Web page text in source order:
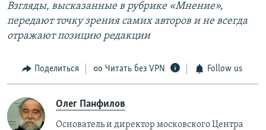
Взгляды, высказанные в рубрике «Мнение»,
передают точку зрения самих авторов и не всегда
отражают позицию редакции
Поделиться Читать без VPN Follow us
Олег Панфилов
Основатель и директор московского Центра